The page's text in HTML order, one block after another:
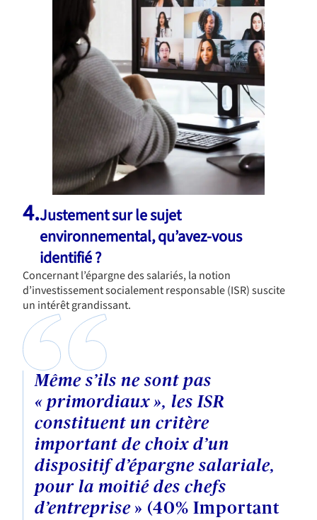
4.Justement sur le sujet
environnemental, qu’avez-vous
identifié ?
Concernant l’épargne des salariés, la notion
d’investissement socialement responsable (ISR) suscite
un intérêt grandissant.
Même s’ils ne sont pas
« primordiaux », les ISR
constituent un critère
important de choix d’un
dispositif d’épargne salariale,
pour la moitié des chefs
d’entreprise » (40% Important